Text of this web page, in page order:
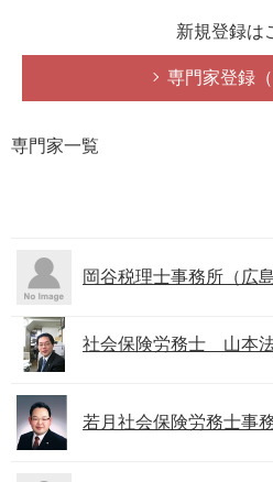
新規登録は
専門家登録（
専門家一覧
岡谷税理士事務所（広島
社会保険労務士 山本
若月社会保険労務士事